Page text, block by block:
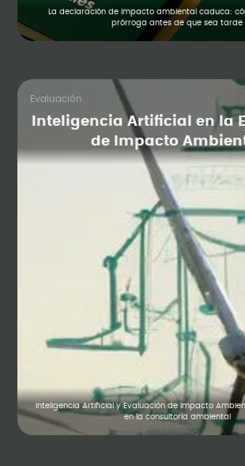
La declaración de impacto ambiental caduca:
prórroga antes de que sea tarde
Evaluación
Inteligencia Artificial en la
de Impacto
Inteligencia Artificial y Evaluación de Impacto
en la consultoría ambiental